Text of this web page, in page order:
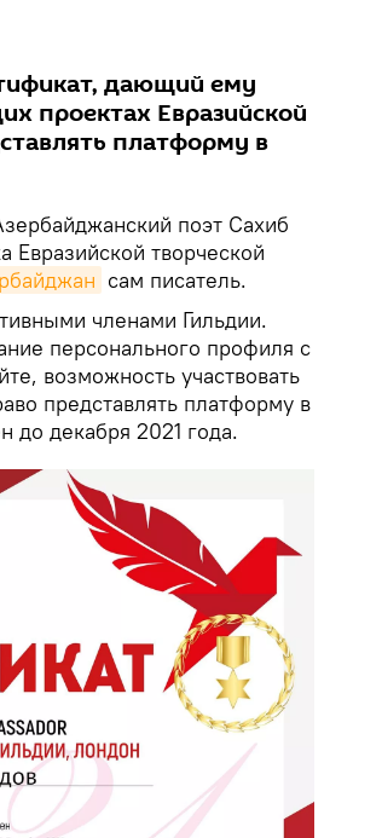
дающий ему
проектах Евразийской
платформу в
поэт Сахиб
Евразийской творческой
сам писатель.
членами Гильдии.
персонального профиля с
возможность участвовать
представлять платформу в
до декабря 2021 года.